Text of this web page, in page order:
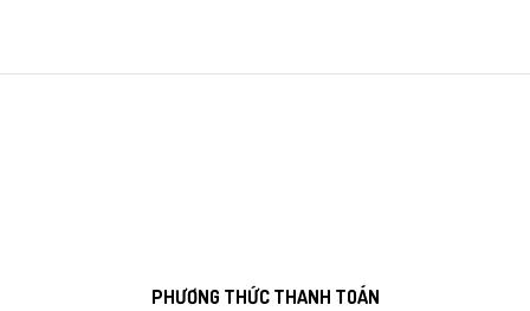
PHƯƠNG THỨC THANH TOÁN